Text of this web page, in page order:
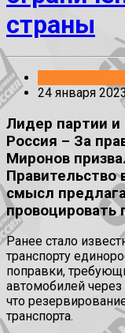
страны
24 января
Лидер партии и
Россия – За
Миронов
Правительство
смысл
провоцировать
Ранее стало
транспорту
поправки,
автомобилей
что
транспорта.